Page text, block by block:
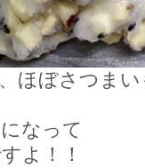
ほぼさつま
なって
よ！！